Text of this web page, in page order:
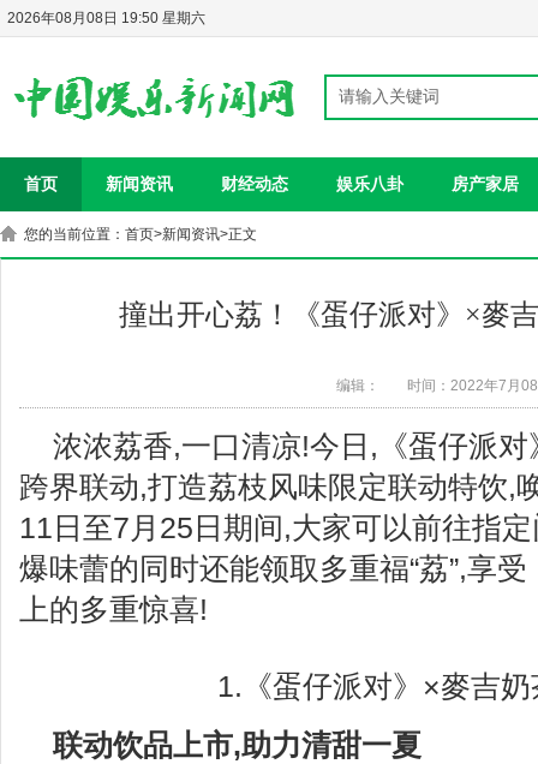
2026年08月08日 19:50 星期六
首页 新闻资讯 财经动态 娱乐八卦 房产家居
您的当前位置： 首页>新闻资讯>正文
撞出开心荔！《蛋仔派对》×麥
编辑： 时间：2022年7月
浓浓荔香,一口清凉!今日,《蛋仔派
跨界联动,打造荔枝风味限定联动特饮,
11日至7月25日期间,大家可以前往指
爆味蕾的同时还能领取多重福“荔”,享
上的多重惊喜!
1.《蛋仔派对》×麥吉
联动饮品上市,助力清甜一夏